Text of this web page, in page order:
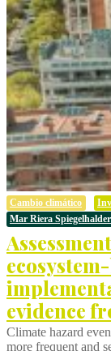
Cambio climático
Mar Riera Spiegelhalder
evidence
Climate hazard
more frequent and